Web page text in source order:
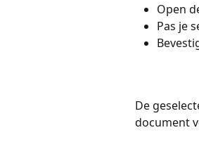
Open
Pas je
De
document